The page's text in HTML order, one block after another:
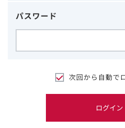
パスワード
次回から自動で
ログイン